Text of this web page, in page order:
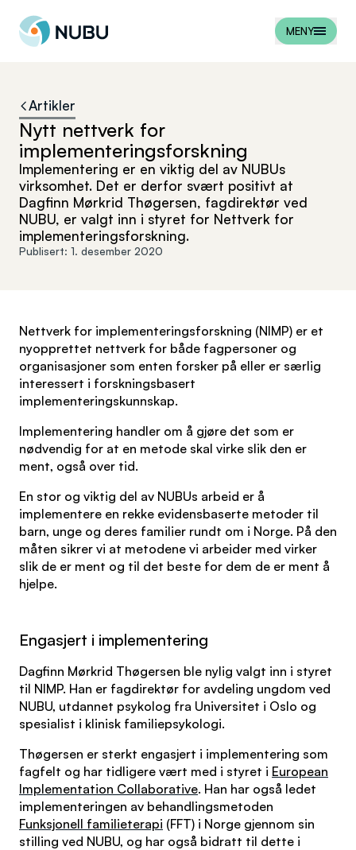
Til forsiden
MENY
Artikler
Nytt nettverk for
implementeringsforskning
Implementering er en viktig del av NUBUs
virksomhet. Det er derfor svært positivt at
Dagfinn Mørkrid Thøgersen, fagdirektør ved
NUBU, er valgt inn i styret for Nettverk for
implementeringsforskning.
Publisert: 1. desember 2020
Nettverk for implementeringsforskning (NIMP) er et
nyopprettet nettverk for både fagpersoner og
organisasjoner som enten forsker på eller er særlig
interessert i forskningsbasert
implementeringskunnskap.
Implementering handler om å gjøre det som er
nødvendig for at en metode skal virke slik den er
ment, også over tid.
En stor og viktig del av NUBUs arbeid er å
implementere en rekke evidensbaserte metoder til
barn, unge og deres familier rundt om i Norge. På den
måten sikrer vi at metodene vi arbeider med virker
slik de er ment og til det beste for dem de er ment å
hjelpe.
Engasjert i implementering
Dagfinn Mørkrid Thøgersen ble nylig valgt inn i styret
til NIMP. Han er fagdirektør for avdeling ungdom ved
NUBU, utdannet psykolog fra Universitet i Oslo og
spesialist i klinisk familiepsykologi.
Thøgersen er sterkt engasjert i implementering som
fagfelt og har tidligere vært med i styret i European
Implementation Collaborative. Han har også ledet
implementeringen av behandlingsmetoden
Funksjonell familieterapi (FFT) i Norge gjennom sin
stilling ved NUBU, og har også bidratt til dette i